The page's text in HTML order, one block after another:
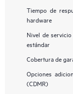
Tiempo de
hardware
Nivel de
estándar
Cobertura de
Opciones
(CDMR)